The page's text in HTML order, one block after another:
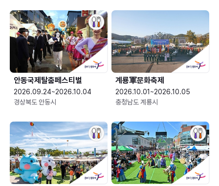
안동국제탈춤페스티벌
2026.09.24~2026.10.04
경상북도 안동시
2026.10.01~2026.10.05
충청남도 계룡시